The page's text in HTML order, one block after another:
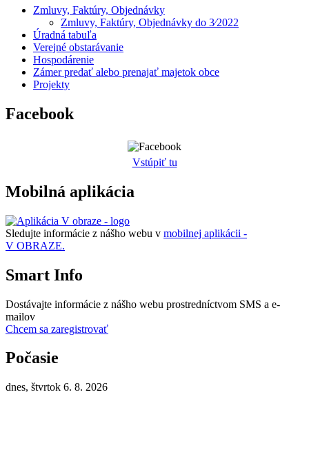
Zmluvy, Faktúry, Objednávky
Zmluvy, Faktúry, Objednávky do 3⁄2022
Úradná tabuľa
Verejné obstarávanie
Hospodárenie
Zámer predať alebo prenajať majetok obce
Projekty
Facebook
Vstúpiť tu
Mobilná aplikácia
Sledujte informácie z nášho webu v mobilnej aplikácii -
V OBRAZE.
Smart Info
Dostávajte informácie z nášho webu prostredníctvom SMS a e-
mailov
Chcem sa zaregistrovať
Počasie
dnes, štvrtok 6. 8. 2026